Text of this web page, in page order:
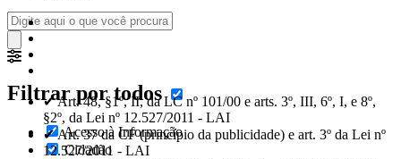
Filtrar por todos
Acesso à Informação
Cidadão
✔ Art. 48, §1º, II, da LC nº 101/00 e arts. 3º, III, 6º, I, e 8º,
§2º, da Lei nº 12.527/2011 - LAI
✔ Art. 37 da CF (princípio da publicidade) e art. 3º da Lei nº
12.527/2011 - LAI